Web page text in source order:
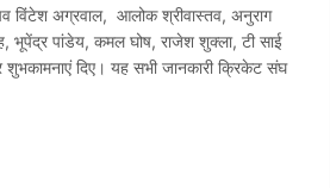
विंटेश अग्रवाल, आलोक श्रीवास्तव, अनुराग
भूपेंद्र पांडेय, कमल घोष, राजेश शुक्ला, टी साई
शुभकामनाएं दिए। यह सभी जानकारी क्रिकेट संघ